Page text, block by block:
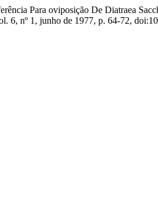
Para oviposição De Diatraea
6, nº 1, junho de 1977, p. 64-72,